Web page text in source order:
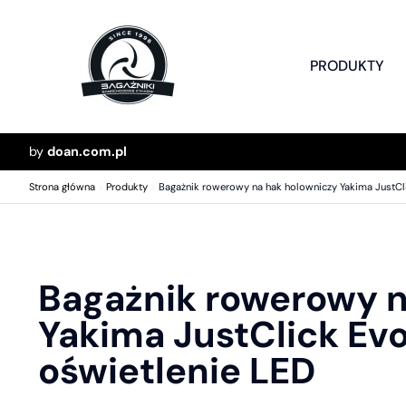
PRODUKTY
by doan.com.pl
Strona główna Produkty Bagażnik rowerowy na hak holowniczy Yakima
Bagażnik rowerowy
Yakima JustClick
oświetlenie LED